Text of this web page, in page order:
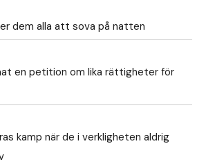
dem alla att sova på natten
en petition om lika rättigheter för
kamp när de i verkligheten aldrig